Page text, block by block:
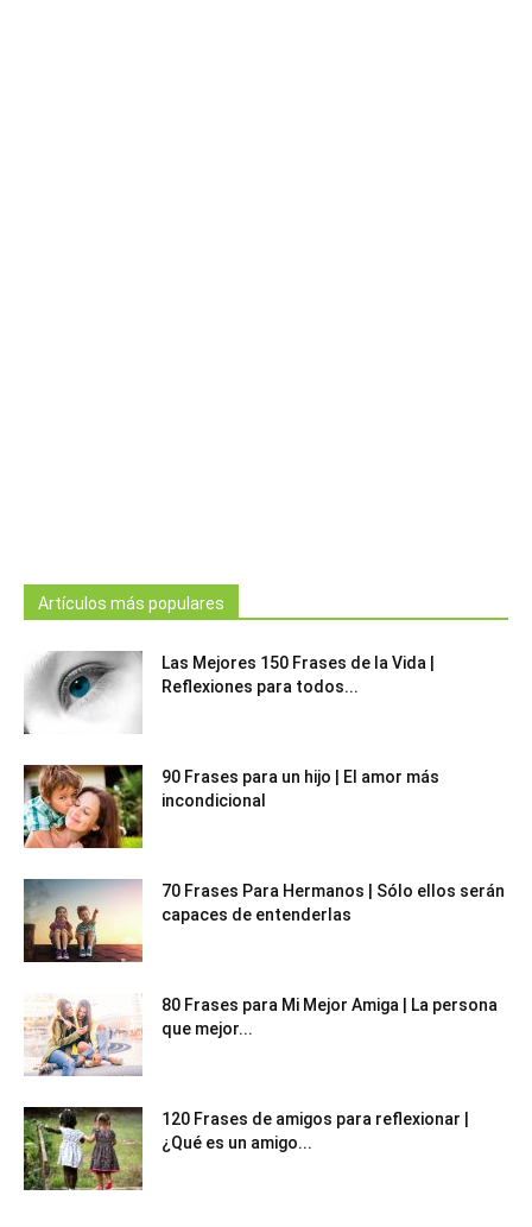
Artículos más populares
Las Mejores 150 Frases de la Vida |
Reflexiones para todos...
90 Frases para un hijo | El amor más
incondicional
70 Frases Para Hermanos | Sólo ellos serán
capaces de entenderlas
80 Frases para Mi Mejor Amiga | La persona
que mejor...
120 Frases de amigos para reflexionar |
¿Qué es un amigo...